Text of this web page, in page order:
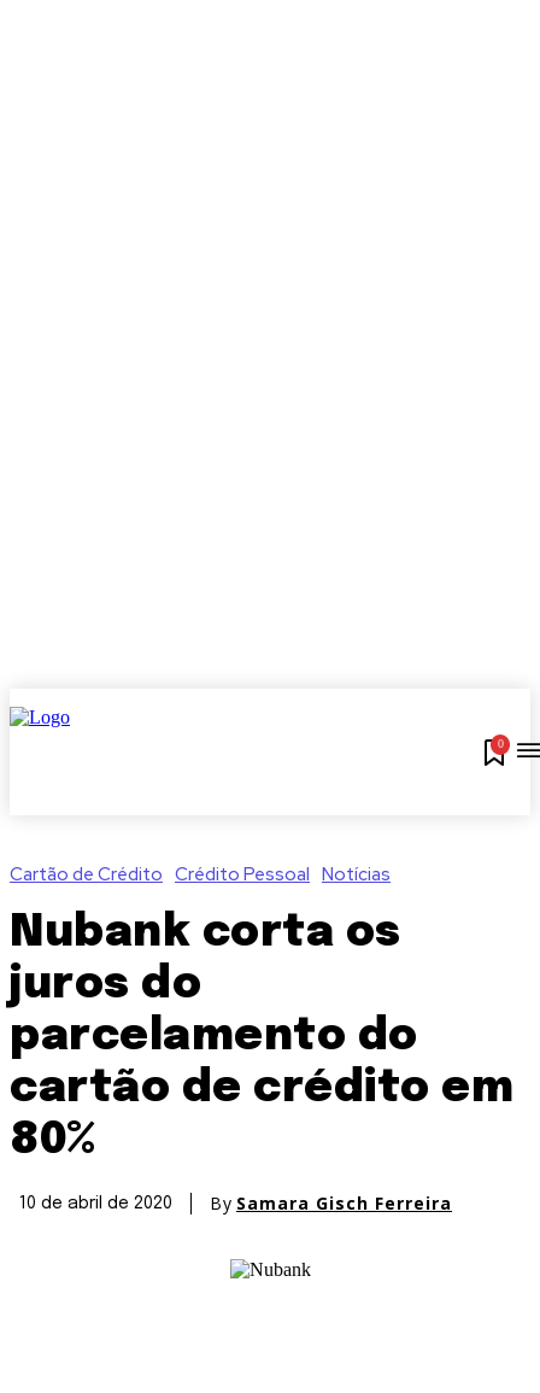
0
Cartão de Crédito Crédito Pessoal Notícias
Nubank corta os
juros do
parcelamento do
cartão de crédito em
80%
10 de abril de 2020 By Samara Gisch Ferreira